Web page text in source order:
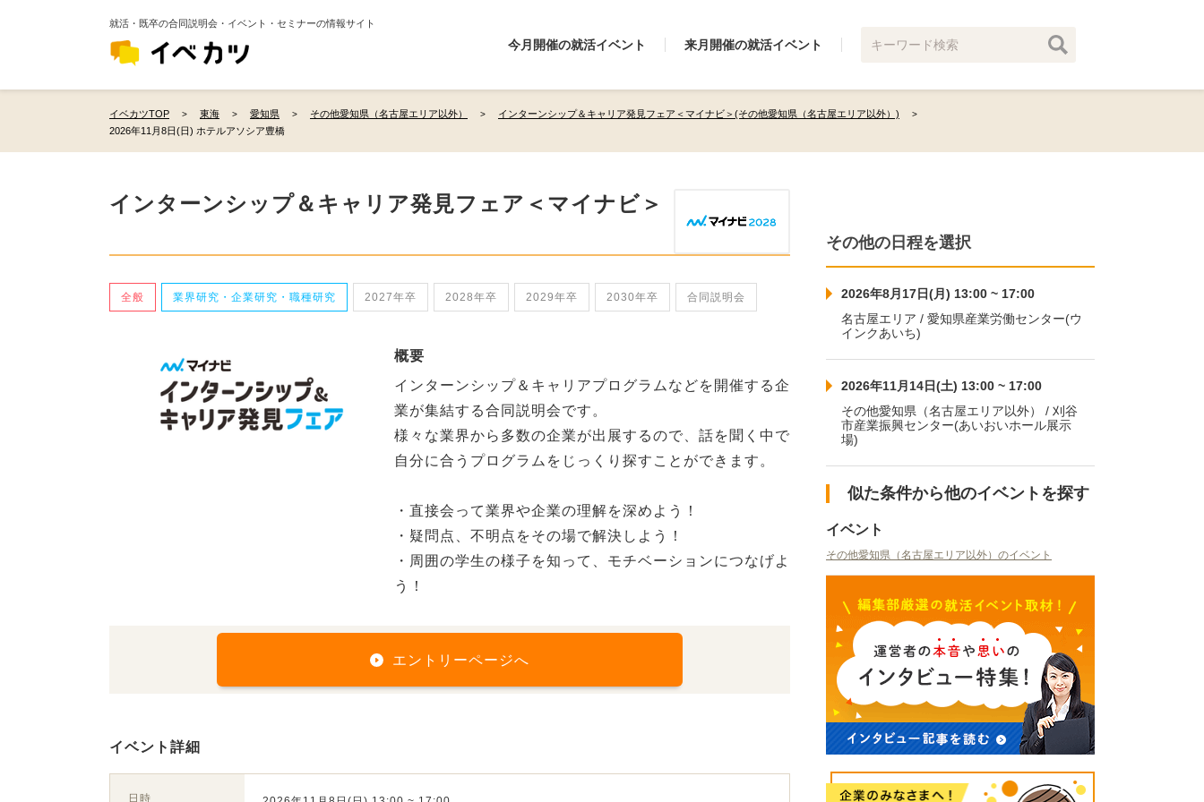
就活・既卒の合同説明会・イベント・セミナーの情報サイト
今月開催の就活イベント 来月開催の就活イベント
イベカツTOP 東海 愛知県 その他愛知県（名古屋エリア以外）
インターンシップ＆キャリア発見フェア＜マイナビ＞(その他愛知県（名古屋エリア以外）)
2026年11月8日(日) ホテルアソシア豊橋
インターンシップ＆キャリア発見フェア＜マイナビ＞
全般 業界研究・企業研究・職種研究 2027年卒 2028年卒 2029年卒 2030年卒 合同説明会
概要
インターンシップ＆キャリアプログラムなどを開催する企
業が集結する合同説明会です。
様々な業界から多数の企業が出展するので、話を聞く中で
自分に合うプログラムをじっくり探すことができます。
・直接会って業界や企業の理解を深めよう！
・疑問点、不明点をその場で解決しよう！
・周囲の学生の様子を知って、モチベーションにつなげよ
う！
エントリーページへ
イベント詳細
日時
その他の日程を選択
2026年8月17日(月) 13:00 ~ 17:00
名古屋エリア / 愛知県産業労働センター(ウ
インクあいち)
2026年11月14日(土) 13:00 ~ 17:00
その他愛知県（名古屋エリア以外） / 刈谷
市産業振興センター(あいおいホール展示
場)
似た条件から他のイベントを探す
イベント
その他愛知県（名古屋エリア以外）のイベント